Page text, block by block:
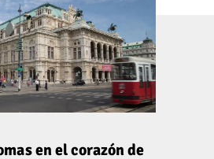
en el corazón de